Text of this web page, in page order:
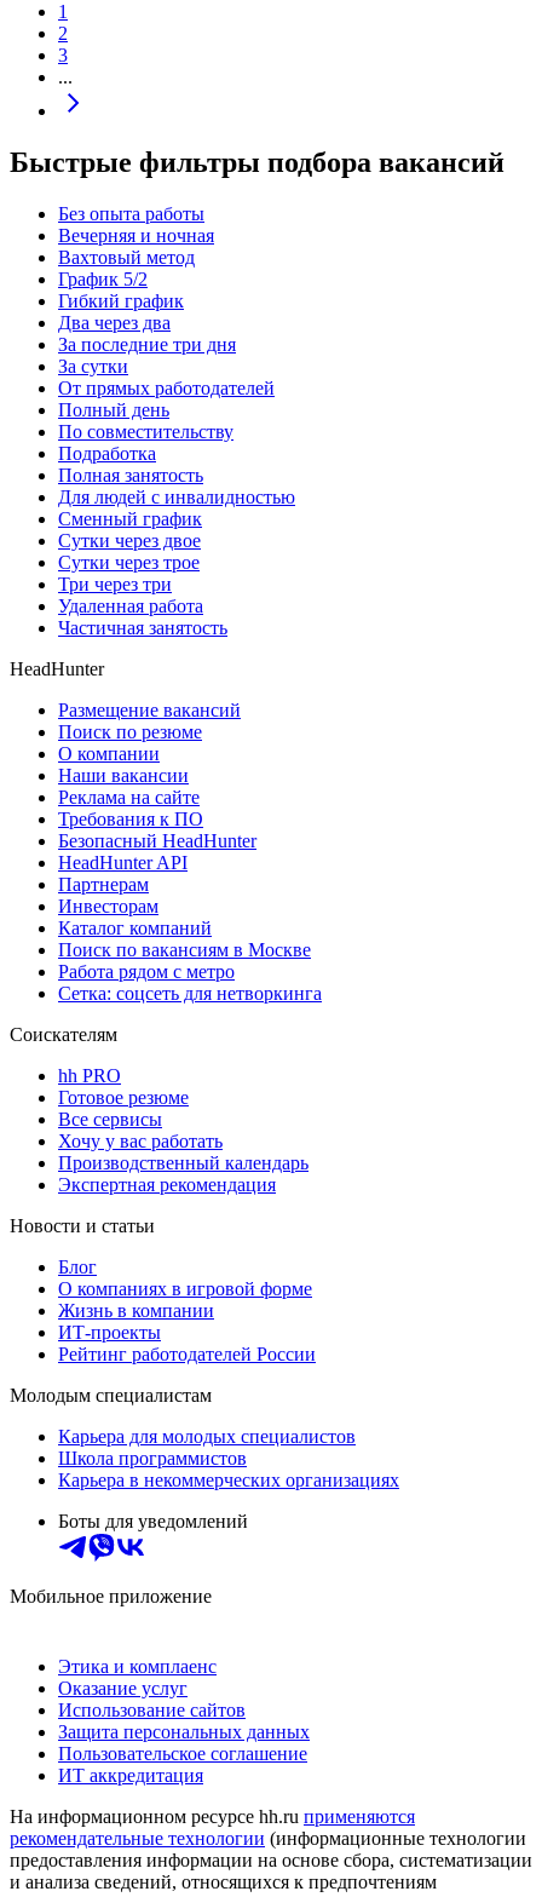
1
2
3
...
Быстрые фильтры подбора вакансий
Без опыта работы
Вечерняя и ночная
Вахтовый метод
График 5/2
Гибкий график
Два через два
За последние три дня
За сутки
От прямых работодателей
Полный день
По совместительству
Подработка
Полная занятость
Для людей с инвалидностью
Сменный график
Сутки через двое
Сутки через трое
Три через три
Удаленная работа
Частичная занятость
HeadHunter
Размещение вакансий
Поиск по резюме
О компании
Наши вакансии
Реклама на сайте
Требования к ПО
Безопасный HeadHunter
HeadHunter API
Партнерам
Инвесторам
Каталог компаний
Поиск по вакансиям в Москве
Работа рядом с метро
Сетка: соцсеть для нетворкинга
Соискателям
hh PRO
Готовое резюме
Все сервисы
Хочу у вас работать
Производственный календарь
Экспертная рекомендация
Новости и статьи
Блог
О компаниях в игровой форме
Жизнь в компании
ИТ-проекты
Рейтинг работодателей России
Молодым специалистам
Карьера для молодых специалистов
Школа программистов
Карьера в некоммерческих организациях
Боты для уведомлений
Мобильное приложение
Этика и комплаенс
Оказание услуг
Использование сайтов
Защита персональных данных
Пользовательское соглашение
ИТ аккредитация
На информационном ресурсе hh.ru применяются
рекомендательные технологии (информационные технологии
предоставления информации на основе сбора, систематизации
и анализа сведений, относящихся к предпочтениям